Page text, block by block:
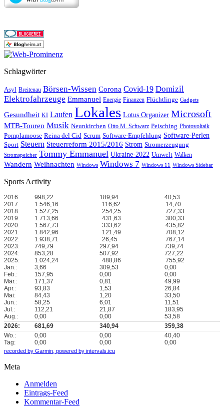
Schlagwörter
Asyl Breitenau Börsen-Wissen Corona Covid-19 Domizil
Elektrofahrzeuge Emmanuel Energie Finanzen Flüchtlinge Gadgets
Gesundheit KI Laufen Lokales Lotus Organizer Microsoft
MTB-Touren Musik Neunkirchen Otto M. Schwarz Peisching Photovoltaik
Pomplamoose Reina del Cid Scrum Software-Empfehlung Software-Perlen
Sport Steuern Steuerreform 2015/2016 Strom Stromerzeugung
Stromspeicher Tommy Emmanuel Ukraine-2022 Umwelt Walken
Wandern Weihnachten Windows Windows 7 Windows 11 Windows Sidebar
Sports Activity
2016: 998,22 189,94
40,53
2017:
1.546,16 116,62
14,70
2018:
1.527,25 254,25
727,33
2019:
1.713,66 431,63
300,33
2020:
1.567,73 333,62
435,82
2021:
1.842,96 121,49
708,12
2022:
1.938,71 26,45
767,14
2023:
749,79 297,94
739,74
2024:
853,28 507,92
727,22
2025:
1.024,24 488,86
755,92
Jan.:
3,66 309,53
0,00
Feb.:
157,95 0,00
0,00
Mär.:
171,37 0,81
49,99
Apr.:
93,83 1,53
26,84
Mai:
84,43 1,20
33,50
Jun.:
58,25 6,01
11,51
Jul.:
112,21 21,87
183,95
Aug.:
0,00 0,00
53,58
2026:
681,69 340,94
359,38
Wo.:
0,00 0,00
40,40
Tag:
0,00 0,00 0,00
recorded by Garmin, powered by intervals.icu
Meta
Anmelden
Eintrags-Feed
Kommentar-Feed